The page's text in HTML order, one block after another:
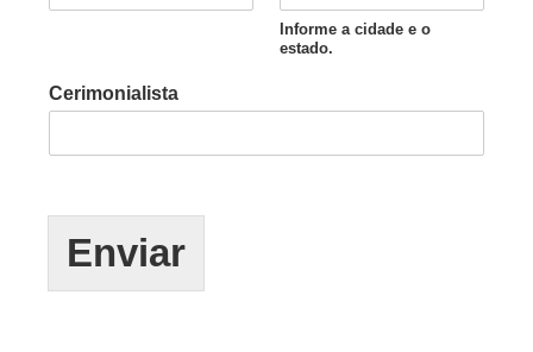
Informe a cidade e o
estado.
Cerimonialista
Enviar